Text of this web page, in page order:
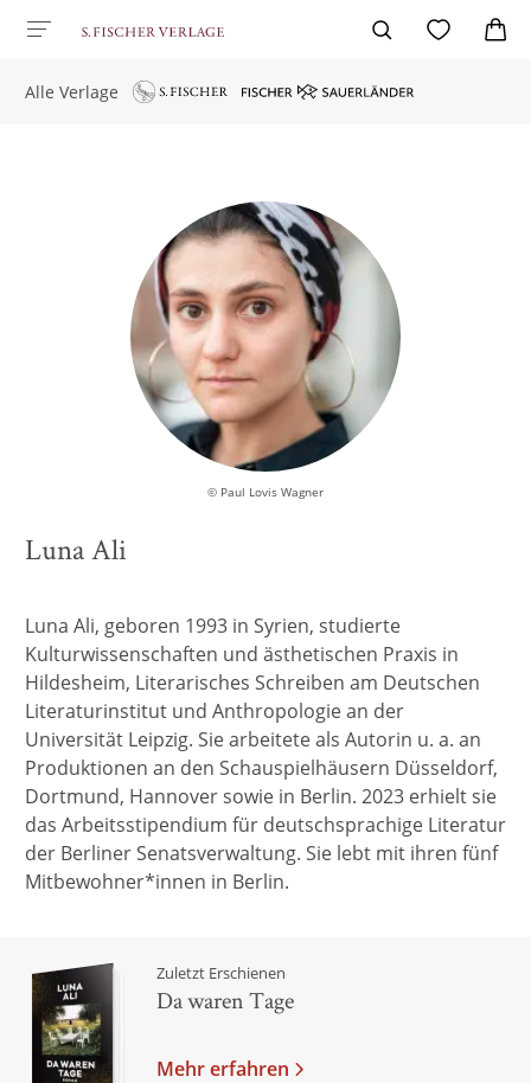
Alle Verlage
© Paul Lovis Wagner
Luna Ali
Luna Ali, geboren 1993 in Syrien, studierte
Kulturwissenschaften und ästhetischen Praxis in
Hildesheim, Literarisches Schreiben am Deutschen
Literaturinstitut und Anthropologie an der
Universität Leipzig. Sie arbeitete als Autorin u. a. an
Produktionen an den Schauspielhäusern Düsseldorf,
Dortmund, Hannover sowie in Berlin. 2023 erhielt sie
das Arbeitsstipendium für deutschsprachige Literatur
der Berliner Senatsverwaltung. Sie lebt mit ihren fünf
Mitbewohner*innen in Berlin.
Zuletzt Erschienen
Da waren Tage
Mehr erfahren